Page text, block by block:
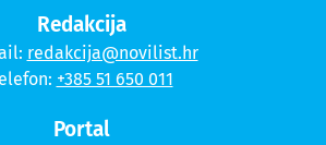
Redakcija
redakcija@novilist.hr
+385 51 650 011
Portal